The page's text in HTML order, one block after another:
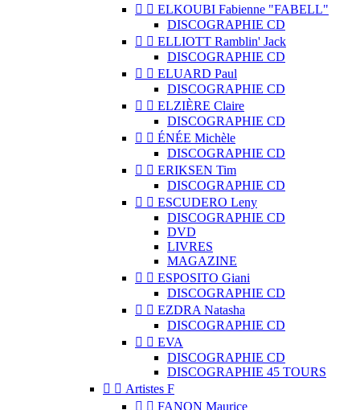
  ELKOUBI Fabienne "FABELL"
DISCOGRAPHIE CD
  ELLIOTT Ramblin' Jack
DISCOGRAPHIE CD
  ELUARD Paul
DISCOGRAPHIE CD
  ELZIÈRE Claire
DISCOGRAPHIE CD
  ÉNÉE Michèle
DISCOGRAPHIE CD
  ERIKSEN Tim
DISCOGRAPHIE CD
  ESCUDERO Leny
DISCOGRAPHIE CD
DVD
LIVRES
MAGAZINE
  ESPOSITO Giani
DISCOGRAPHIE CD
  EZDRA Natasha
DISCOGRAPHIE CD
  EVA
DISCOGRAPHIE CD
DISCOGRAPHIE 45 TOURS
  Artistes F
  FANON Maurice